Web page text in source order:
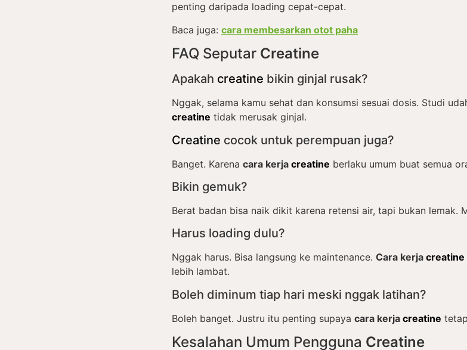
penting daripada loading cepat-cepat.
Baca juga: cara membesarkan otot paha
FAQ Seputar Creatine
Apakah creatine bikin ginjal rusak?
Nggak, selama kamu sehat dan konsumsi sesuai dosis. Studi
creatine tidak merusak ginjal.
Creatine cocok untuk perempuan juga?
Banget. Karena cara kerja creatine berlaku umum buat semua
Bikin gemuk?
Berat badan bisa naik dikit karena retensi air, tapi bukan lemak.
Harus loading dulu?
Nggak harus. Bisa langsung ke maintenance. Cara kerja creatine
lebih lambat.
Boleh diminum tiap hari meski nggak latihan?
Boleh banget. Justru itu penting supaya cara kerja creatine
Kesalahan Umum Pengguna Creatine